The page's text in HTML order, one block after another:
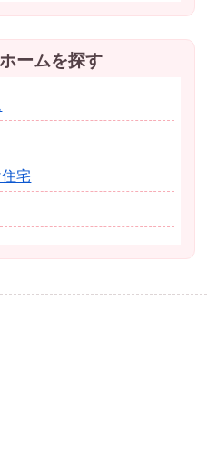
ームを探す
宅